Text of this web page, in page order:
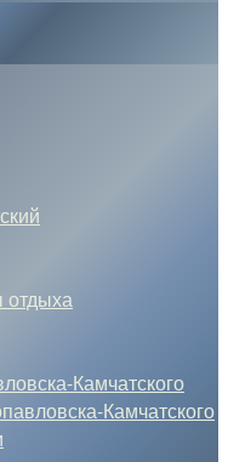
отдыха
Камчатского
Камчатского